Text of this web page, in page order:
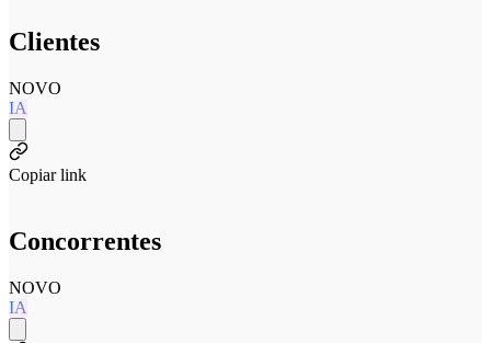
Clientes
NOVO
IA
Copiar link
Concorrentes
NOVO
IA